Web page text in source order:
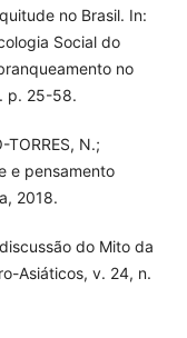
no Brasil. In:
Social do
no
p. 25-58.
TORRES, N.;
e pensamento
2018.
do Mito da
Asiáticos, v. 24, n.